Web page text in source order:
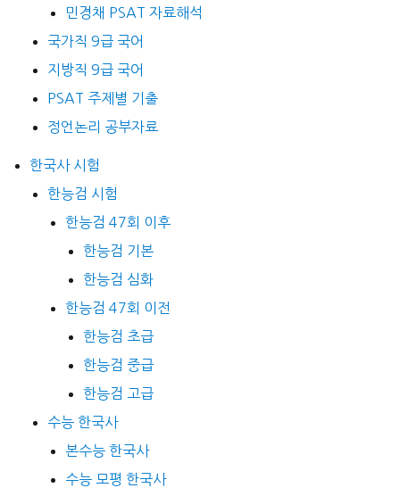
민경채 PSAT 자료해석
국가직 9급 국어
지방직 9급 국어
PSAT 주제별 기출
정언논리 공부자료
한국사 시험
한능검 시험
한능검 47회 이후
한능검 기본
한능검 심화
한능검 47회 이전
한능검 초급
한능검 중급
한능검 고급
수능 한국사
본수능 한국사
수능 모평 한국사